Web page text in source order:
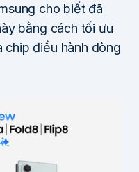
cho biết đã
bằng cách tối ưu
chip điều hành dòng